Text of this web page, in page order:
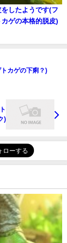
したようです(フ
カゲの本格的脱皮)
カゲの下痢？)
)